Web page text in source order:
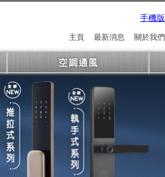
手機版
關於我們
最新消息
主頁